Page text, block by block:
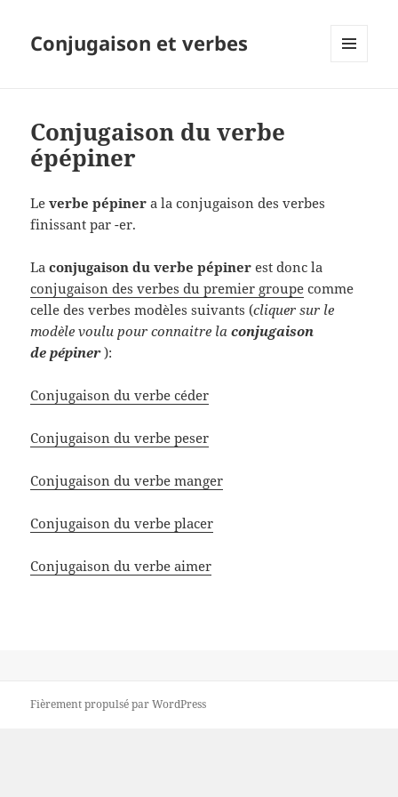
Conjugaison et verbes
Conjugaison du verbe
épépiner
Leverbe pépiner a la conjugaison des verbes
finissant par -er.
Laconjugaison du verbe pépiner est donc la
conjugaison des verbes du premier groupe comme
celle des verbes modèles suivants (cliquer sur le
modèle voulu pour connaitre laconjugaison
de pépiner):
Conjugaison du verbe céder
Conjugaison du verbe peser
Conjugaison du verbe manger
Conjugaison du verbe placer
Conjugaison du verbe aimer
Fièrement propulsé par WordPress